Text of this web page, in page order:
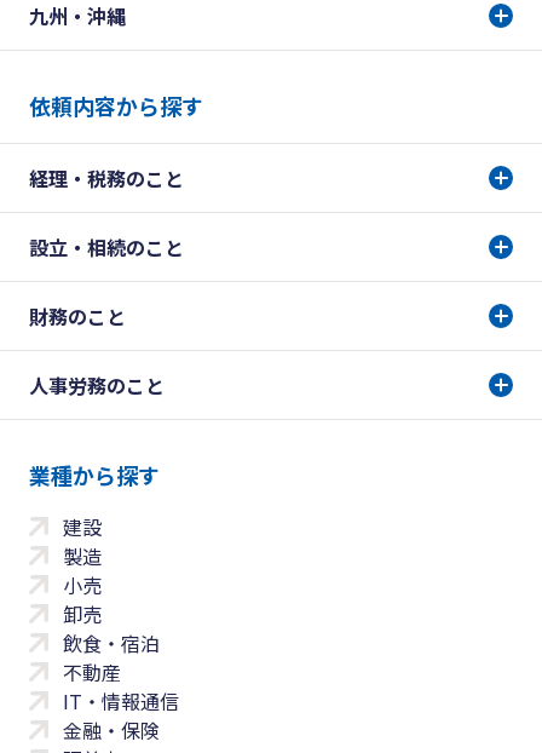
九州・沖縄
依頼内容から探す
経理・税務のこと
設立・相続のこと
財務のこと
人事労務のこと
業種から探す
建設
製造
小売
卸売
飲食・宿泊
不動産
IT・情報通信
金融・保険